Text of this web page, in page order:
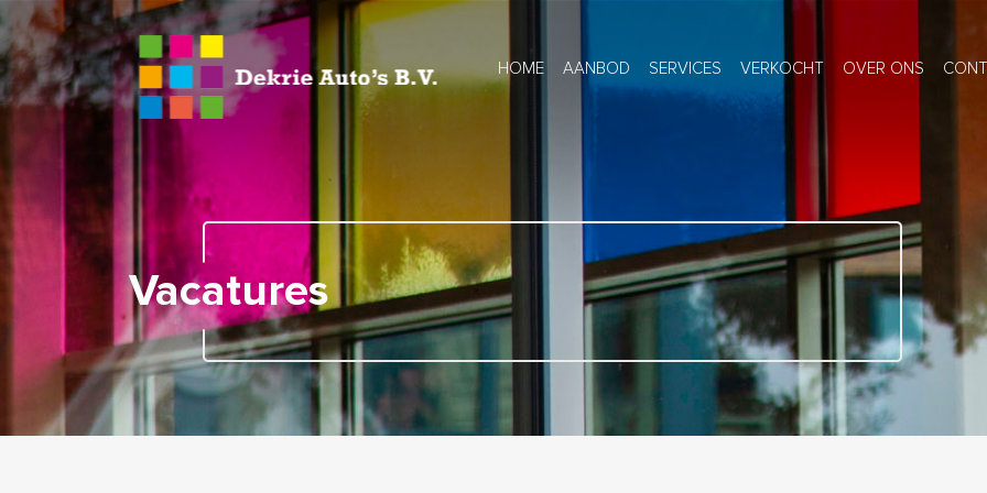
HOME AANBOD SERVICES VERKOCHT OVER ONS
Vacatures